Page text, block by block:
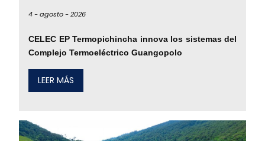
4 -agosto -2026
CELEC EP Termopichincha innova los sistemas del
Complejo Termoeléctrico Guangopolo
LEER MÁS